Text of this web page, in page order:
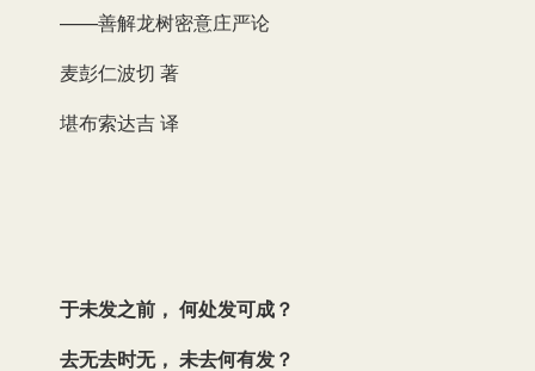
——善解龙树密意庄严论
麦彭仁波切 著
堪布索达吉 译
于未发之前， 何处发可成？
去无去时无， 未去何有发？